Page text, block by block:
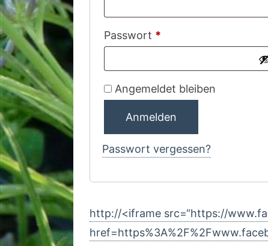
Passwort *
A
e
n
t
i
Angemeldet bleiben
Anmelden
Passwort vergessen?
http://<iframe src=“https://